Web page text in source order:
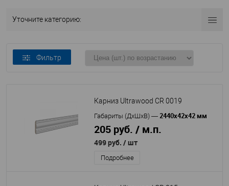
Уточните категорию:
Фильтр
Карниз Ultrawood CR 0019
Габариты (ДхШхВ) — 2440x42x42 мм
205 руб. / м.п.
499 руб. / шт
Подробнее